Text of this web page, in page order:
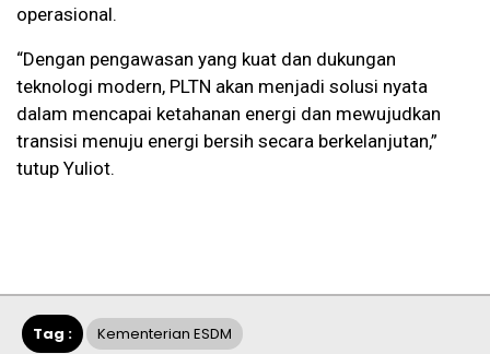
operasional.
“Dengan pengawasan yang kuat dan dukungan
teknologi modern, PLTN akan menjadi solusi nyata
dalam mencapai ketahanan energi dan mewujudkan
transisi menuju energi bersih secara berkelanjutan,”
tutup Yuliot.
Tag : Kementerian ESDM